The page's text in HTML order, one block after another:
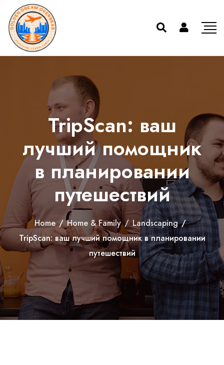
TripScan: ваш
лучший помощник
в планировании
путешествий
Home / Home & Family / Landscaping /
TripScan: ваш лучший помощник в планировании
путешествий